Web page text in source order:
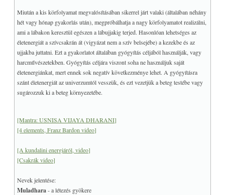
Miután a kis körfolyamat megvalósításában sikerrel járt valaki (általában néhány
hét vagy hónap gyakorlás után), megpróbálhatja a nagy körfolyamatot realizálni,
ami a lábakon keresztül egészen a lábujjakig terjed. Hasonlóan lehetséges az
életenergiát a szívcsakrán át (vigyázat nem a szív belsejébe) a kezekbe és az
ujjakba juttatni. Ezt a gyakorlatot általában gyógyítás céljából használják, vagy
harcművészetekben. Gyógyítás céljára viszont soha ne használjuk saját
életenergiánkat, mert ennek sok negatív következménye lehet. A gyógyításra
szánt életenergiát az univerzumtól vesszük, és ezt vezetjük a beteg testébe vagy
sugározzuk ki a beteg környezetébe.
[Mantra: USNISA VIJAYA DHARANI]
[4 elements, Franz Bardon video]
[A kundalini energiáról, video]
[Csakrák video]
Nevek jelentése:
Muladhara- a létezés gyökere